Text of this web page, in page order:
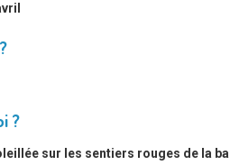
?
sur les sentiers rouges de la